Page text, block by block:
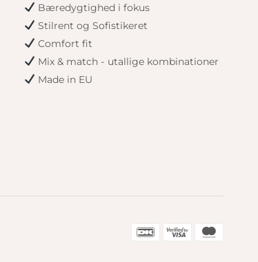
Bæredygtighed i fokus
Stilrent og Sofistikeret
Comfort fit
Mix & match - utallige kombinationer
Made in EU